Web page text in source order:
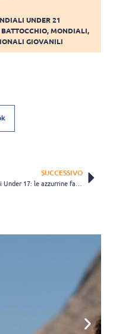
UNDER 21
,MONDIALI,
GIOVANILI
SUCCESSIVO